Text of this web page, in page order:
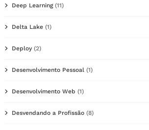
Deep Learning(11)
Delta Lake (1)
Deploy (2)
Desenvolvimento Pessoal (1)
Desenvolvimento Web (1)
Desvendando a Profissão (8)